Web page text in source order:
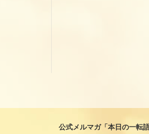
公式メルマガ「本日の一転語